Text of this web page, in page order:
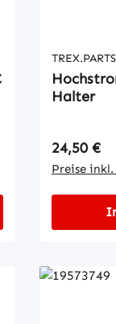
TREX.PARTS
Halter
Regulärer
24,50 €
Preise